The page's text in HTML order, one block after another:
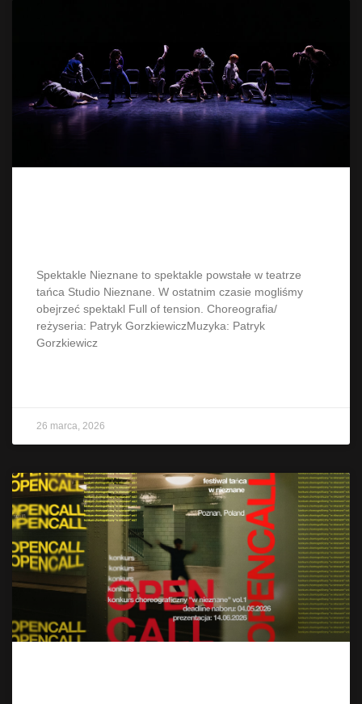
Spektakle Nieznane to spektakle powstałe w teatrze
tańca Studio Nieznane. W ostatnim czasie mogliśmy
obejrzeć spektakl Full of tension. Choreografia/
reżyseria: Patryk GorzkiewiczMuzyka: Patryk
Gorzkiewicz
26 marca, 2026